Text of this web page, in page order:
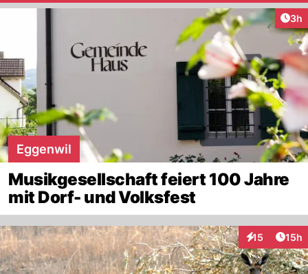
3h
Eggenwil
Musikgesellschaft feiert 100 Jahre
mit Dorf- und Volksfest
15
Interaktionen
15h